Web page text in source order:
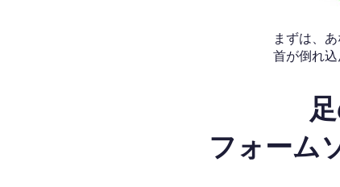
まずは、
首が倒れ
フォーム